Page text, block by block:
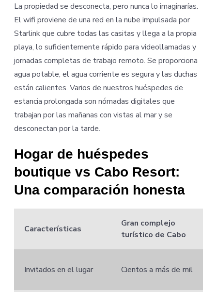
La propiedad se desconecta, pero nunca lo imaginarías.
El wifi proviene de una red en la nube impulsada por
Starlink que cubre todas las casitas y llega a la propia
playa, lo suficientemente rápido para videollamadas y
jornadas completas de trabajo remoto. Se proporciona
agua potable, el agua corriente es segura y las duchas
están calientes. Varios de nuestros huéspedes de
estancia prolongada son nómadas digitales que
trabajan por las mañanas con vistas al mar y se
desconectan por la tarde.
Hogar de huéspedes
boutique vs Cabo Resort:
Una comparación honesta
Características
Gran complejo
turístico de Cabo
Invitados en el lugar Cientos a más de mil